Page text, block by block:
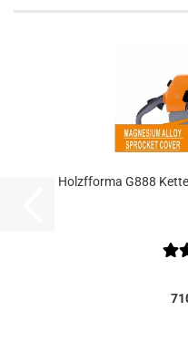
Holzfforma G888